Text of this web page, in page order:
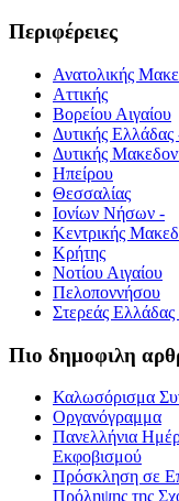
Περιφέρειες
Ανατολικής
Αττικής
Βορείου Αιγαίου
Δυτικής Ελλάδας
Δυτικής
Ηπείρου
Θεσσαλίας
Ιονίων Νήσων -
Κεντρικής
Κρήτης
Νοτίου Αιγαίου
Πελοποννήσου
Στερεάς Ελλάδας
Πιο δημοφιλη
Καλωσόρισμα
Οργανόγραμμα
Πανελλήνια
Εκφοβισμού
Πρόσκληση σε
Πρόληψης της